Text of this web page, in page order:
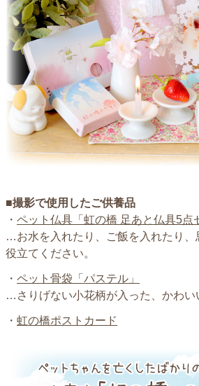
■撮影で使用したご供養品
・ ペット仏具「虹の橋 足あと仏具5点
…お水を入れたり、ご飯を入れたり、
役立てください。
・ ペット骨袋「パステル」
…さりげない小花柄が入った、かわい
・ 虹の橋ポストカード